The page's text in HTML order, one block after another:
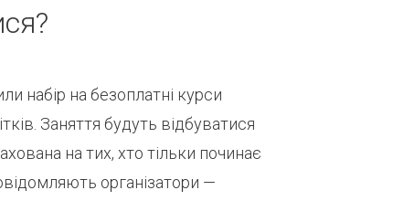
набір на безоплатні курси
Заняття будуть відбуватися
на тих, хто тільки починає
організатори —